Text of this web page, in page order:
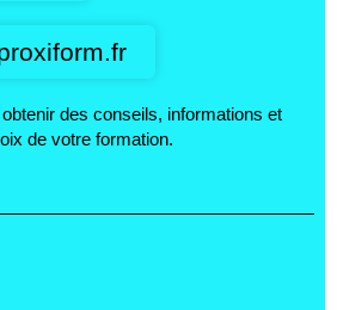
des conseils, informations et
de votre formation.